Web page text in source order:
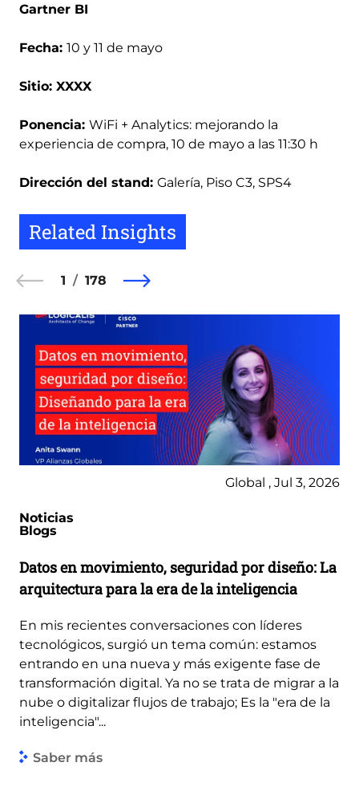
Gartner BI
Fecha: 10 y 11 de mayo
Sitio: XXXX
Ponencia: WiFi + Analytics: mejorando la
experiencia de compra, 10 de mayo a las 11:30 h
Dirección del stand: Galería, Piso C3, SPS4
Related Insights
1 178
Global , Jul 3, 2026
Noticias
Blogs
Datos en movimiento, seguridad por diseño: La
arquitectura para la era de la inteligencia
En mis recientes conversaciones con líderes
tecnológicos, surgió un tema común: estamos
entrando en una nueva y más exigente fase de
transformación digital. Ya no se trata de migrar a la
nube o digitalizar flujos de trabajo; Es la "era de la
inteligencia"...
Saber más